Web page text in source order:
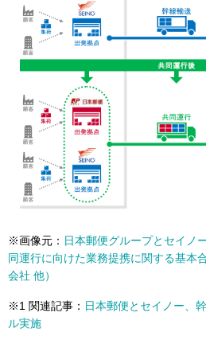
※画像元： 日本郵便グループとセイノ
同運行に向けた業務提携に関する基本
会社 他）
※1 関連記事： 日本郵便とセイノー、
ル実施